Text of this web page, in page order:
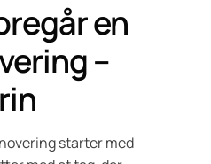
en
–
starter med